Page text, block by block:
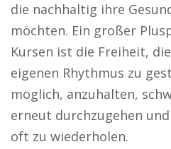
die nachhaltig ihre
möchten. Ein großer
Kursen ist die Freiheit,
eigenen Rhythmus zu
möglich, anzuhalten,
erneut durchzugehen
oft zu wiederholen.